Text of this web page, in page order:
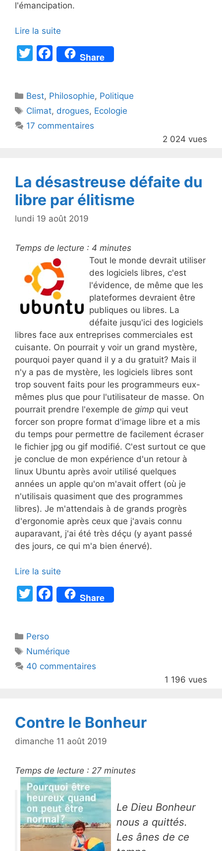
l'émancipation.
Lire la suite
T
er
F
a
e
b
o
Share
Catégories
Best, Philosophie, Politique
Étiquettes
Climat, drogues, Ecologie
17 commentaires
2 024 vues
La désastreuse défaite du
libre par élitisme
lundi 19 août 2019
Temps de lecture : 4 minutes
Tout le monde devrait utiliser
des logiciels libres, c'est
l'évidence, de même que les
plateformes devraient être
publiques ou libres. La
défaite jusqu'ici des logiciels
libres face aux entreprises commerciales est
cuisante. On pourrait y voir un grand mystère,
pourquoi payer quand il y a du gratuit? Mais il
n'y a pas de mystère, les logiciels libres sont
trop souvent faits pour les programmeurs eux-
mêmes plus que pour l'utilisateur de masse. On
pourrait prendre l'exemple de gimp qui veut
forcer son propre format d'image libre et a mis
du temps pour permettre de facilement écraser
le fichier jpg ou gif modifié. C'est surtout ce que
je conclue de mon expérience d'un retour à
linux Ubuntu après avoir utilisé quelques
années un apple qu'on m'avait offert (où je
n'utilisais quasiment que des programmes
libres). Je m'attendais à de grands progrès
d'ergonomie après ceux que j'avais connu
auparavant, j'ai été très déçu (y ayant passé
des jours, ce qui m'a bien énervé).
Lire la suite
T
er
F
a
b
o
Share
Catégories
Perso
Étiquettes
Numérique
40 commentaires
1 196 vues
Contre le Bonheur
dimanche 11 août 2019
Temps de lecture : 27 minutes
Le Dieu Bonheur
nous a quittés.
Les ânes de ce